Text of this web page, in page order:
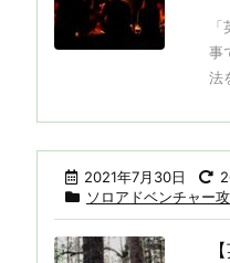
事
法
2021年7月30日
ソロアドベンチャー